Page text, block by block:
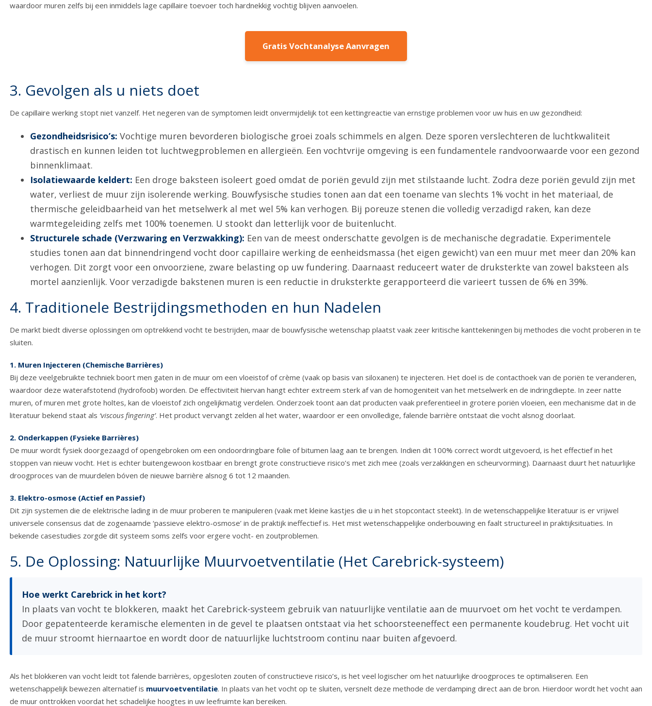
waardoor muren zelfs bij een inmiddels lage capillaire toevoer toch hardnekkig vochtig blijven aanvoelen.
Gratis Vochtanalyse Aanvragen
3. Gevolgen als u niets doet
De capillaire werking stopt niet vanzelf. Het negeren van de symptomen leidt onvermijdelijk tot een kettingreactie van ernstige problemen voor uw huis en uw gezondheid:
Gezondheidsrisico’s: Vochtige muren bevorderen biologische groei zoals schimmels en algen. Deze sporen verslechteren de luchtkwaliteit
drastisch en kunnen leiden tot luchtwegproblemen en allergieën. Een vochtvrije omgeving is een fundamentele randvoorwaarde voor een gezond
binnenklimaat.
Isolatiewaarde keldert: Een droge baksteen isoleert goed omdat de poriën gevuld zijn met stilstaande lucht. Zodra deze poriën gevuld zijn met
water, verliest de muur zijn isolerende werking. Bouwfysische studies tonen aan dat een toename van slechts 1% vocht in het materiaal, de
thermische geleidbaarheid van het metselwerk al met wel 5% kan verhogen. Bij poreuze stenen die volledig verzadigd raken, kan deze
warmtegeleiding zelfs met 100% toenemen. U stookt dan letterlijk voor de buitenlucht.
Structurele schade (Verzwaring en Verzwakking): Een van de meest onderschatte gevolgen is de mechanische degradatie. Experimentele
studies tonen aan dat binnendringend vocht door capillaire werking de eenheidsmassa (het eigen gewicht) van een muur met meer dan 20% kan
verhogen. Dit zorgt voor een onvoorziene, zware belasting op uw fundering. Daarnaast reduceert water de druksterkte van zowel baksteen als
mortel aanzienlijk. Voor verzadigde bakstenen muren is een reductie in druksterkte gerapporteerd die varieert tussen de 6% en 39%.
4. Traditionele Bestrijdingsmethoden en hun Nadelen
De markt biedt diverse oplossingen om optrekkend vocht te bestrijden, maar de bouwfysische wetenschap plaatst vaak zeer kritische kanttekeningen bij methodes die vocht proberen in te
sluiten.
1. Muren Injecteren (Chemische Barrières)
Bij deze veelgebruikte techniek boort men gaten in de muur om een vloeistof of crème (vaak op basis van siloxanen) te injecteren. Het doel is de contacthoek van de poriën te veranderen,
waardoor deze waterafstotend (hydrofoob) worden. De effectiviteit hiervan hangt echter extreem sterk af van de homogeniteit van het metselwerk en de indringdiepte. In zeer natte
muren, of muren met grote holtes, kan de vloeistof zich ongelijkmatig verdelen. Onderzoek toont aan dat producten vaak preferentieel in grotere poriën vloeien, een mechanisme dat in de
literatuur bekend staat als ‘viscous fingering’. Het product vervangt zelden al het water, waardoor er een onvolledige, falende barrière ontstaat die vocht alsnog doorlaat.
2. Onderkappen (Fysieke Barrières)
De muur wordt fysiek doorgezaagd of opengebroken om een ondoordringbare folie of bitumen laag aan te brengen. Indien dit 100% correct wordt uitgevoerd, is het effectief in het
stoppen van nieuw vocht. Het is echter buitengewoon kostbaar en brengt grote constructieve risico’s met zich mee (zoals verzakkingen en scheurvorming). Daarnaast duurt het natuurlijke
droogproces van de muurdelen bóven de nieuwe barrière alsnog 6 tot 12 maanden.
3. Elektro-osmose (Actief en Passief)
Dit zijn systemen die de elektrische lading in de muur proberen te manipuleren (vaak met kleine kastjes die u in het stopcontact steekt). In de wetenschappelijke literatuur is er vrijwel
universele consensus dat de zogenaamde ‘passieve elektro-osmose’ in de praktijk ineffectief is. Het mist wetenschappelijke onderbouwing en faalt structureel in praktijksituaties. In
bekende casestudies zorgde dit systeem soms zelfs voor ergere vocht- en zoutproblemen.
5. De Oplossing: Natuurlijke Muurvoetventilatie (Het Carebrick-systeem)
Hoe werkt Carebrick in het kort?
In plaats van vocht te blokkeren, maakt het Carebrick-systeem gebruik van natuurlijke ventilatie aan de muurvoet om het vocht te verdampen.
Door gepatenteerde keramische elementen in de gevel te plaatsen ontstaat via het schoorsteeneffect een permanente koudebrug. Het vocht uit
de muur stroomt hiernaartoe en wordt door de natuurlijke luchtstroom continu naar buiten afgevoerd.
Als het blokkeren van vocht leidt tot falende barrières, opgesloten zouten of constructieve risico’s, is het veel logischer om het natuurlijke droogproces te optimaliseren. Een
wetenschappelijk bewezen alternatief is muurvoetventilatie. In plaats van het vocht op te sluiten, versnelt deze methode de verdamping direct aan de bron. Hierdoor wordt het vocht aan
de muur onttrokken voordat het schadelijke hoogtes in uw leefruimte kan bereiken.